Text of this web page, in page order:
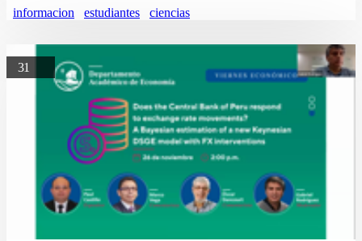
informacion estudiantes ciencias
31